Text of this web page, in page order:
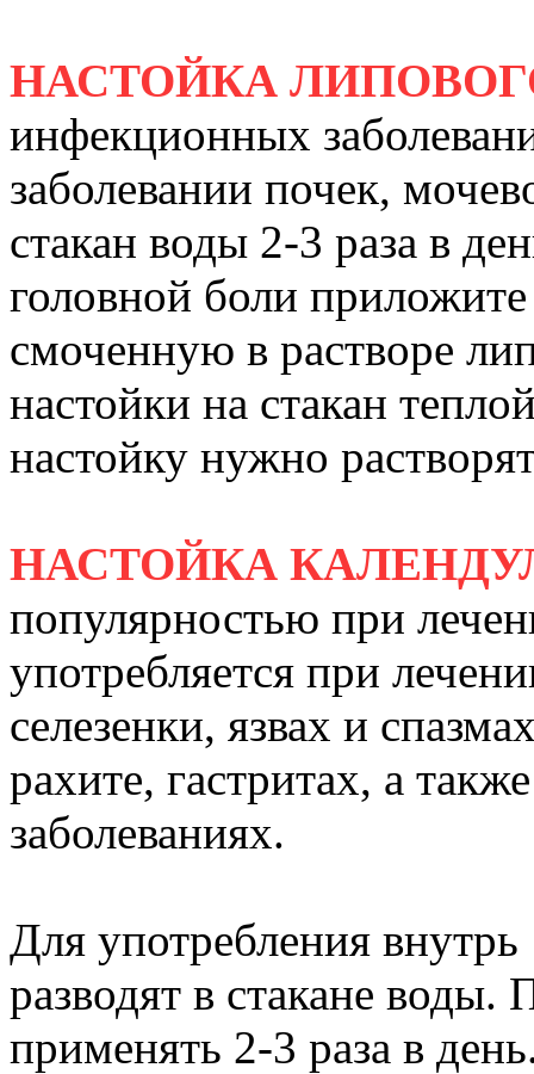
НАСТОЙКА
инфекционных
заболевании почек,
стакан воды 2-3 раза в
головной боли
смоченную в растворе
настойки на стакан
настойку нужно
НАСТОЙКА
популярностью при
употребляется при
селезенки, язвах и
рахите, гастритах, а
заболеваниях.
Для употребления
разводят в стакане
применять 2-3 раза в